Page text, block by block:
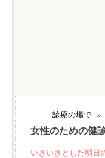
診療の場で »
女性のための健
いきいきとした明日